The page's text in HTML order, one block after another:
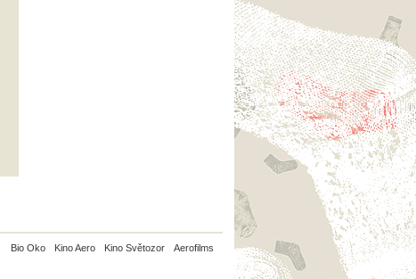
Bio Oko Kino Aero Kino Světozor Aerofilms